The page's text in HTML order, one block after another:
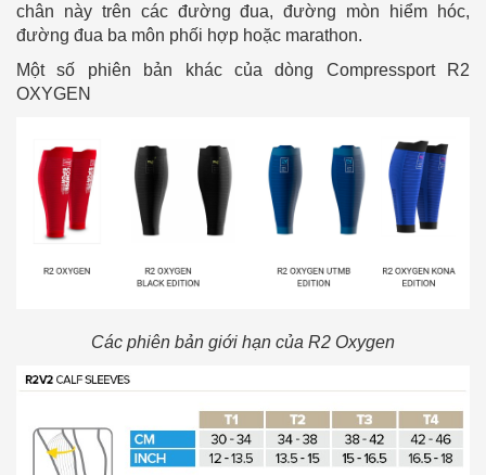
chân này trên các đường đua, đường mòn hiểm hóc,
đường đua ba môn phối hợp hoặc marathon.
Một số phiên bản khác của dòng Compressport R2
OXYGEN
Các phiên bản giới hạn của R2 Oxygen